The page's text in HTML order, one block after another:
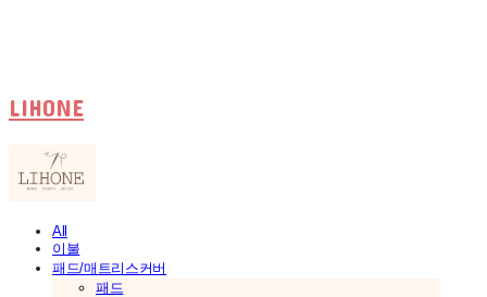
LIHONE
All
이불
패드/매트리스커버
패드